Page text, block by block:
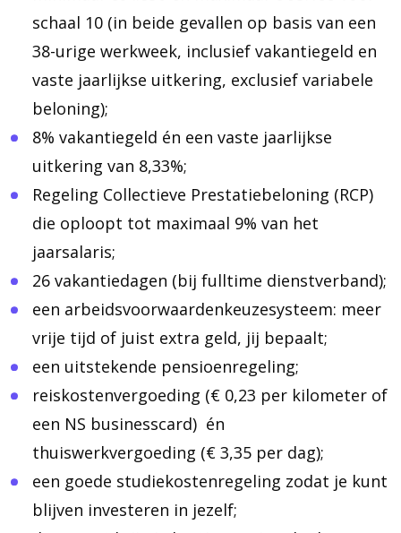
schaal 10 (in beide gevallen op basis van een
38-urige werkweek, inclusief vakantiegeld en
vaste jaarlijkse uitkering, exclusief variabele
beloning);
8% vakantiegeld én een vaste jaarlijkse
uitkering van 8,33%;
Regeling Collectieve Prestatiebeloning (RCP)
die oploopt tot maximaal 9% van het
jaarsalaris;
26 vakantiedagen (bij fulltime dienstverband);
een arbeidsvoorwaardenkeuzesysteem: meer
vrije tijd of juist extra geld, jij bepaalt;
een uitstekende pensioenregeling;
reiskostenvergoeding (€ 0,23 per kilometer of
een NS businesscard) én
thuiswerkvergoeding (€ 3,35 per dag);
een goede studiekostenregeling zodat je kunt
blijven investeren in jezelf;